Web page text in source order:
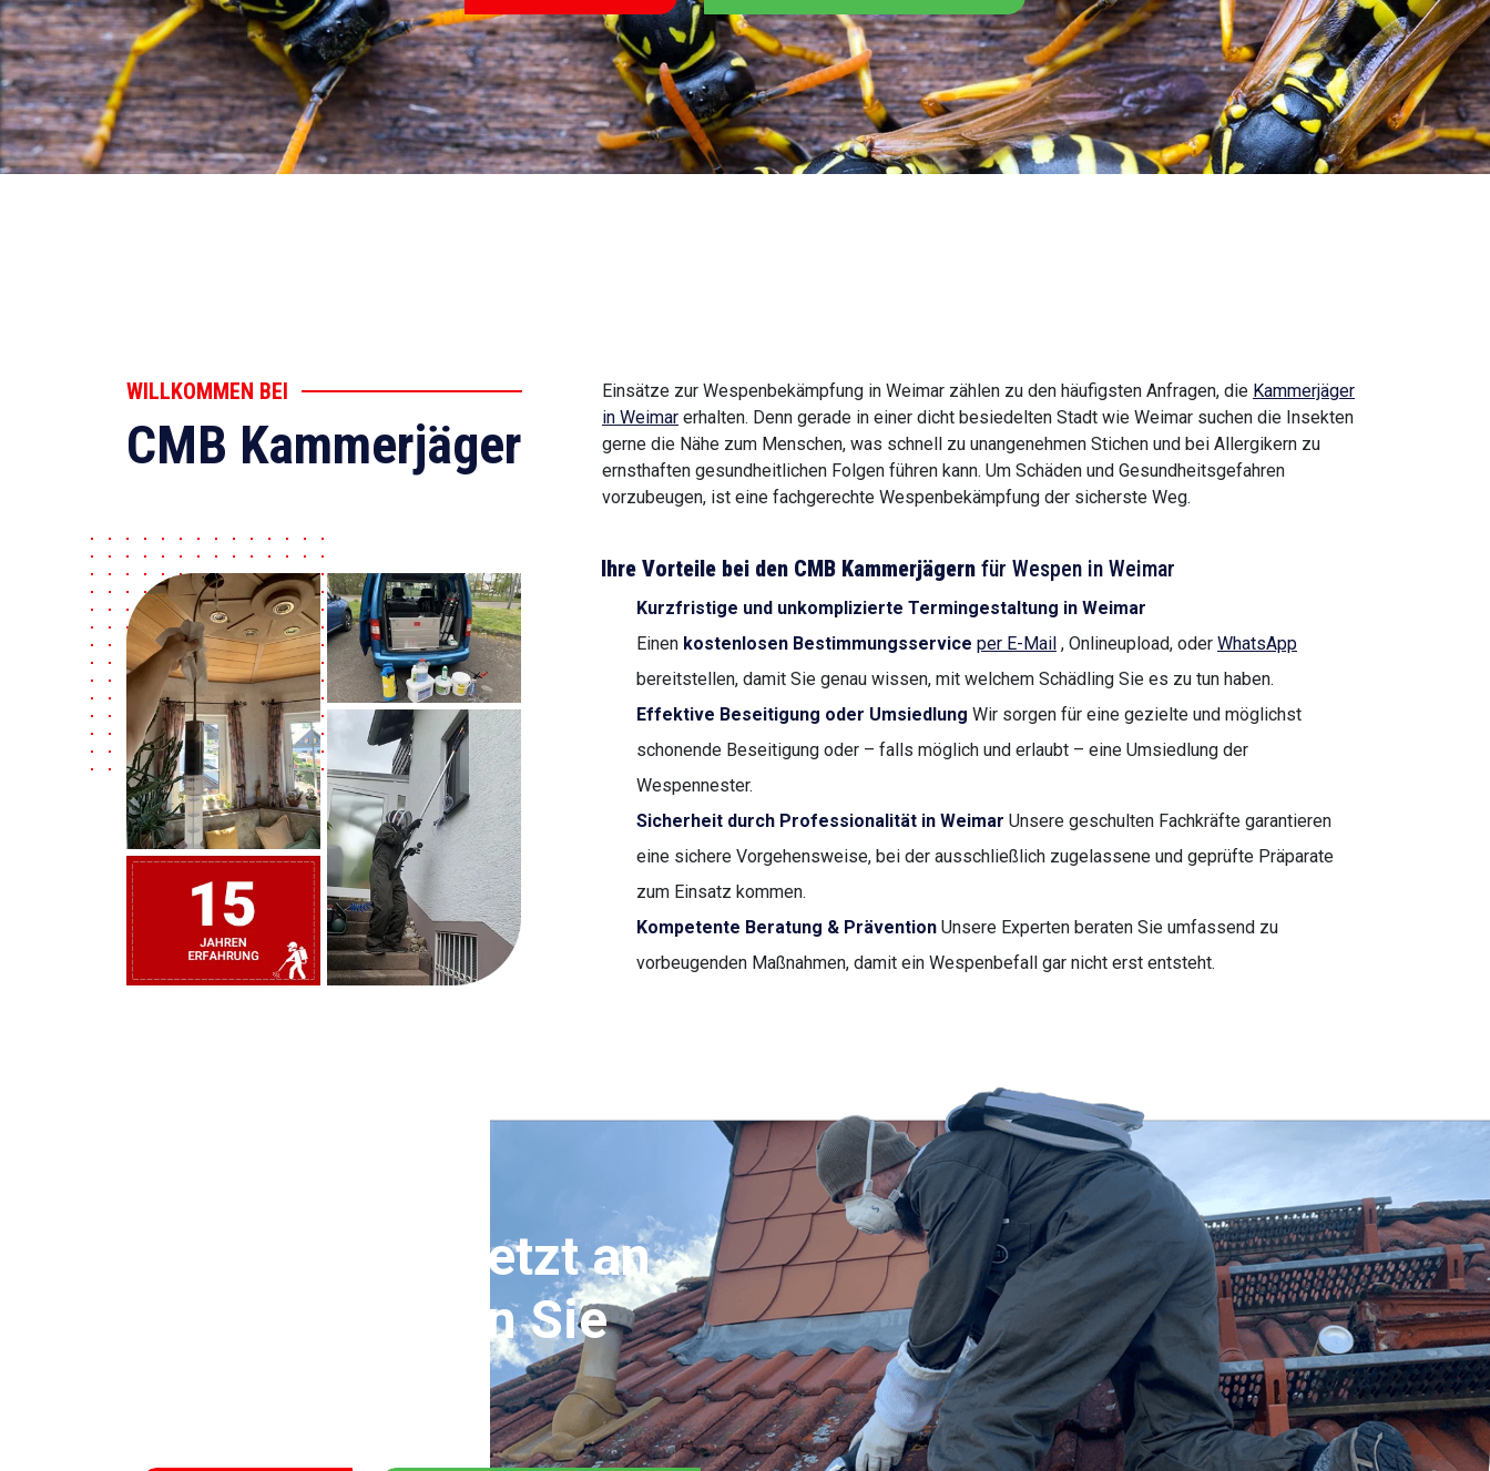
WILLKOMMEN BEI
CMB Kammerjäger
Einsätze zur Wespenbekämpfung in Weimar zählen zu den häufigsten Anfragen, die Kammerjäger
in Weimar erhalten. Denn gerade in einer dicht besiedelten Stadt wie Weimar suchen die Insekten
gerne die Nähe zum Menschen, was schnell zu unangenehmen Stichen und bei Allergikern zu
ernsthaften gesundheitlichen Folgen führen kann. Um Schäden und Gesundheitsgefahren
vorzubeugen, ist eine fachgerechte Wespenbekämpfung der sicherste Weg.
Ihre Vorteile bei den CMB Kammerjägern für Wespen in Weimar
Kurzfristige und unkomplizierte Termingestaltung in Weimar
Einen kostenlosen Bestimmungsservice per E-Mail , Onlineupload, oder WhatsApp
bereitstellen, damit Sie genau wissen, mit welchem Schädling Sie es zu tun haben.
Effektive Beseitigung oder Umsiedlung Wir sorgen für eine gezielte und möglichst
schonende Beseitigung oder – falls möglich und erlaubt – eine Umsiedlung der
Wespennester.
Sicherheit durch Professionalität in Weimar Unsere geschulten Fachkräfte garantieren
eine sichere Vorgehensweise, bei der ausschließlich zugelassene und geprüfte Präparate
zum Einsatz kommen.
Kompetente Beratung & Prävention Unsere Experten beraten Sie umfassend zu
vorbeugenden Maßnahmen, damit ein Wespenbefall gar nicht erst entsteht.
Rufen Sie uns jetzt an
und vereinbaren Sie